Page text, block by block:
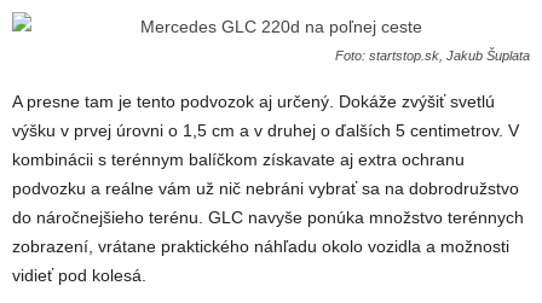
Foto: startstop.sk, Jakub Šuplata
A presne tam je tento podvozok aj určený. Dokáže zvýšiť svetlú
výšku v prvej úrovni o 1,5 cm a v druhej o ďalších 5 centimetrov. V
kombinácii s terénnym balíčkom získavate aj extra ochranu
podvozku a reálne vám už nič nebráni vybrať sa na dobrodružstvo
do náročnejšieho terénu. GLC navyše ponúka množstvo terénnych
zobrazení, vrátane praktického náhľadu okolo vozidla a možnosti
vidieť pod kolesá.